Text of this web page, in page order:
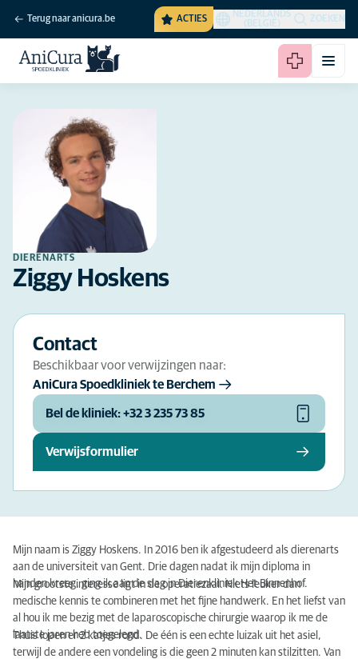
Terug naar anicura.be ACTIES
NEDERLANDS
(BELGIË)
ZOEKEN
DIERENARTS
Ziggy Hoskens
Contact
Beschikbaar voor verwijzingen naar:
AniCura Spoedkliniek te Berchem
Bel de kliniek: +32 3 235 73 85
Verwijsformulier
Mijn naam is Ziggy Hoskens. In 2016 ben ik afgestudeerd als dierenarts
aan de universiteit van Gent. Drie dagen nadat ik mijn diploma in
handen kreeg, ging ik aan de slag in Dierenkliniek Het Binnenhof.
Mijn grootste interesse ligt in de operatiezaal. Niets leuker dan
medische kennis te combineren met het fijne handwerk. En het liefst van
al hou ik me bezig met de laparoscopische chirurgie waarop ik me de
laatste jaren heb toegelegd.
Thuis lopen er 2 katjes rond. De één is een echte luizak uit het asiel,
terwijl de andere een vondeling is die geen 2 minuten kan stilzitten. Van